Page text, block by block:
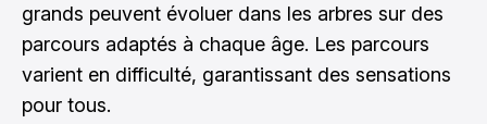
grands peuvent évoluer dans les arbres sur des
parcours adaptés à chaque âge. Les parcours
varient en difficulté, garantissant des sensations
pour tous.